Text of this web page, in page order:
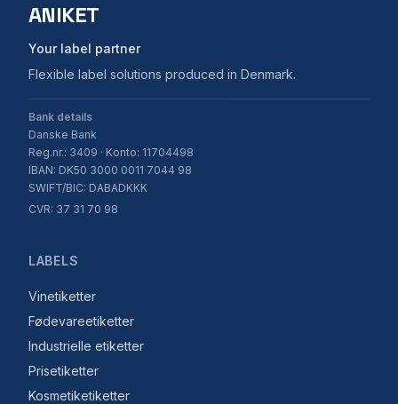
ANIKET
Your label partner
Flexible label solutions produced in Denmark.
Bank details
Danske Bank
Reg.nr.: 3409 · Konto: 11704498
IBAN: DK50 3000 0011 7044 98
SWIFT/BIC: DABADKKK
CVR: 37 31 70 98
LABELS
Vinetiketter
Fødevareetiketter
Industrielle etiketter
Prisetiketter
Kosmetiketiketter